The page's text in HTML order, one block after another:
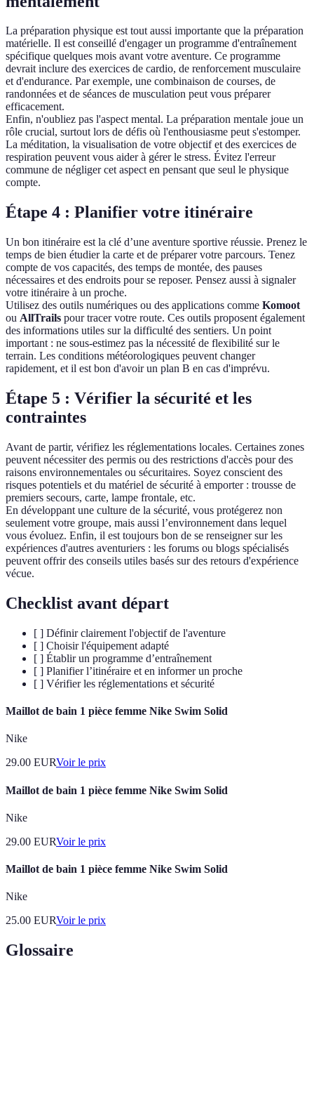
La préparation physique est tout aussi importante que la préparation
matérielle. Il est conseillé d'engager un programme d'entraînement
spécifique quelques mois avant votre aventure. Ce programme
devrait inclure des exercices de cardio, de renforcement musculaire
et d'endurance. Par exemple, une combinaison de courses, de
randonnées et de séances de musculation peut vous préparer
efficacement.
Enfin, n'oubliez pas l'aspect mental. La préparation mentale joue un
rôle crucial, surtout lors de défis où l'enthousiasme peut s'estomper.
La méditation, la visualisation de votre objectif et des exercices de
respiration peuvent vous aider à gérer le stress. Évitez l'erreur
commune de négliger cet aspect en pensant que seul le physique
compte.
Étape 4 : Planifier votre itinéraire
Un bon itinéraire est la clé d’une aventure sportive réussie. Prenez le
temps de bien étudier la carte et de préparer votre parcours. Tenez
compte de vos capacités, des temps de montée, des pauses
nécessaires et des endroits pour se reposer. Pensez aussi à signaler
votre itinéraire à un proche.
Utilisez des outils numériques ou des applications comme Komoot
ou AllTrails pour tracer votre route. Ces outils proposent également
des informations utiles sur la difficulté des sentiers. Un point
important : ne sous-estimez pas la nécessité de flexibilité sur le
terrain. Les conditions météorologiques peuvent changer
rapidement, et il est bon d'avoir un plan B en cas d'imprévu.
Étape 5 : Vérifier la sécurité et les
contraintes
Avant de partir, vérifiez les réglementations locales. Certaines zones
peuvent nécessiter des permis ou des restrictions d'accès pour des
raisons environnementales ou sécuritaires. Soyez conscient des
risques potentiels et du matériel de sécurité à emporter : trousse de
premiers secours, carte, lampe frontale, etc.
En développant une culture de la sécurité, vous protégerez non
seulement votre groupe, mais aussi l’environnement dans lequel
vous évoluez. Enfin, il est toujours bon de se renseigner sur les
expériences d'autres aventuriers : les forums ou blogs spécialisés
peuvent offrir des conseils utiles basés sur des retours d'expérience
vécue.
Checklist avant départ
[ ] Définir clairement l'objectif de l'aventure
[ ] Choisir l'équipement adapté
[ ] Établir un programme d’entraînement
[ ] Planifier l’itinéraire et en informer un proche
[ ] Vérifier les réglementations et sécurité
Maillot de bain 1 pièce femme Nike Swim Solid
Nike
29.00 EURVoir le prix
Maillot de bain 1 pièce femme Nike Swim Solid
Nike
29.00 EURVoir le prix
Maillot de bain 1 pièce femme Nike Swim Solid
Nike
25.00 EURVoir le prix
Glossaire